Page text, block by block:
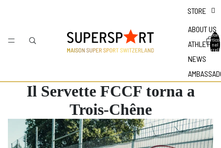
STORE
ABOUT US
ATHLETES
NEWS
Totale
nel
Il Servette FCCF torna a
Trois-Chêne